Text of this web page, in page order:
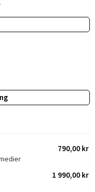
790,00 kr
1 990,00 kr